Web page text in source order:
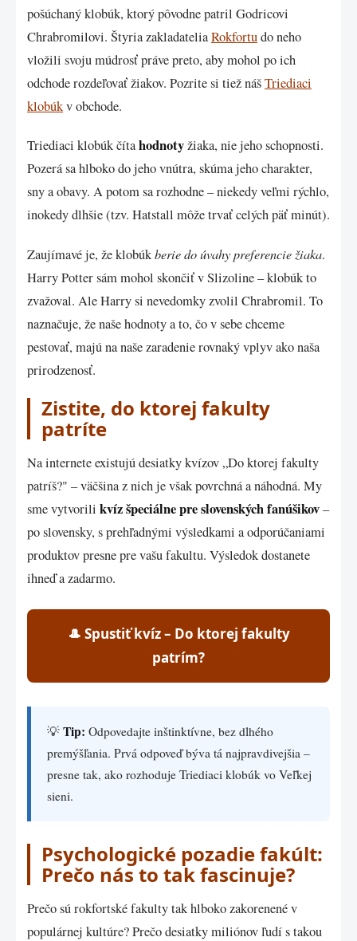
pošúchaný klobúk, ktorý pôvodne patril Godricovi
Chrabromilovi. Štyria zakladateliaRokfortudo neho
vložili svoju múdrosť práve preto, aby mohol po ich
odchode rozdeľovať žiakov. Pozrite si tiež nášTriediaci
klobúkv obchode.
Triediaci klobúk čítahodnotyžiaka, nie jeho schopnosti.
Pozerá sa hlboko do jeho vnútra, skúma jeho charakter,
sny a obavy. A potom sa rozhodne – niekedy veľmi rýchlo,
inokedy dlhšie (tzv. Hatstall môže trvať celých päť minút).
Zaujímavé je, že klobúkberie do úvahy preferencie žiaka.
Harry Potter sám mohol skončiť v Slizoline – klobúk to
zvažoval. Ale Harry si nevedomky zvolil Chrabromil. To
naznačuje, že naše hodnoty a to, čo v sebe chceme
pestovať, majú na naše zaradenie rovnaký vplyv ako naša
prirodzenosť.
Zistite, do ktorej fakulty
patríte
Na internete existujú desiatky kvízov „Do ktorej fakulty
patríš?" – väčšina z nich je však povrchná a náhodná. My
sme vytvorili kvíz špeciálne pre slovenských fanúšikov–
po slovensky, s prehľadnými výsledkami a odporúčaniami
produktov presne pre vašu fakultu. Výsledok dostanete
ihneď a zadarmo.
🎩 Spustiť kvíz – Do ktorej fakulty
patrím?
💡 Tip: Odpovedajte inštinktívne, bez dlhého
premýšľania. Prvá odpoveď býva tá najpravdivejšia –
presne tak, ako rozhoduje Triediaci klobúk vo Veľkej
sieni.
Psychologické pozadie fakúlt:
Prečo nás to tak fascinuje?
Prečo sú rokfortské fakulty tak hlboko zakorenené v
populárnej kultúre? Prečo desiatky miliónov ľudí s takou